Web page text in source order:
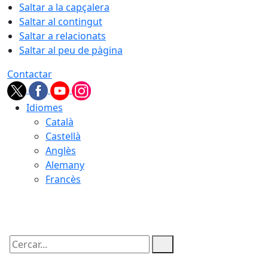
Saltar a la capçalera
Saltar al contingut
Saltar a relacionats
Saltar al peu de pàgina
Contactar
Idiomes
Català
Castellà
Anglès
Alemany
Francès
Cercar: